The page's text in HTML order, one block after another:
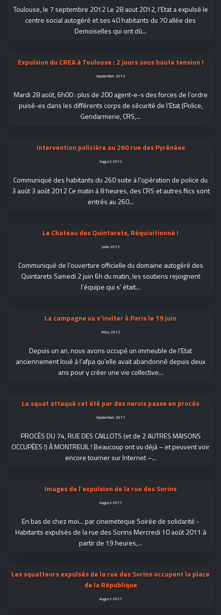
Toulouse, le 7 septembre 2012 Le 28 aout 2012, l’Etat a expulsé le
centre social autogéré et ses 40 habitants du 70 allée des
Demoiselles qui ont dû...
September 2012
Mardi 28 août, 6h00 : plus de 200 agent-e-s des forces de l’ordre
puisé-es dans les différents corps de sécurité de l’Etat (Police,
Gendarmerie, CRS,...
Intervention policière au 260 rue des Pyrénées
August 2012
Communiqué des habitants du 260 suite à l’opération de police du
3 août 3 août 2012 Ce matin à 8 heures, des CRS et autres flics sont
entrés au 260...
Le Chateau des Quintarets, Réquisitionné !
June 2012
Communiqué de l’ouverture officielle du domaine autogéré des
Quintarets Samedi 2 juin 6h du matin, les soutiens rejoignent
l’équipe qui s’ était...
La campagne va s’inviter à Paris le 19 juin
May 2012
Depuis un an, nous avons occupé un immeuble de l’Etat
anciennement loué à l’afpa qu’elle avait abandonné depuis deux
ans pour y créer une vie collective...
Le squat attaqué cet été par des nervis passe en procès
September 2011
PROCÈS DU 74, RUE DES CAILLOTS (et de 2 AUTRES MAISONS
OCCUPÉES !) À MONTREUIL ! Beaucoup ont vu déjà – et peuvent voir
encore tourner sur Internet –...
Images de l’expulsion de la rue des Sorins
August 2011
En bas de chez moi... par cinemeteque Soirée de solidarité -
Habitants expulsés de la rue des Sorins Mercredi 10 août 2011 à
partir de 19 heures,...
Les squatteurs expulsés de la rue des Sorins occupent la place
de la République
August 2011